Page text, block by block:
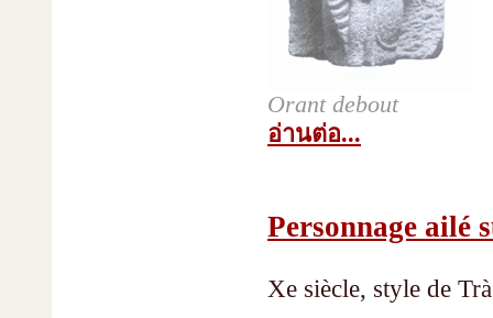
Orant debout
อ่านต่อ...
Personnage ailé
Xe siècle, style de